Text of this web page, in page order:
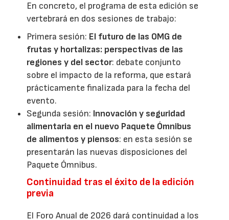
En concreto, el programa de esta edición se
vertebrará en dos sesiones de trabajo:
Primera sesión: El futuro de las OMG de
frutas y hortalizas: perspectivas de las
regiones y del sector: debate conjunto
sobre el impacto de la reforma, que estará
prácticamente finalizada para la fecha del
evento.
Segunda sesión: Innovación y seguridad
alimentaria en el nuevo Paquete Ómnibus
de alimentos y piensos: en esta sesión se
presentarán las nuevas disposiciones del
Paquete Ómnibus.
Continuidad tras el éxito de la edición
previa
El Foro Anual de 2026 dará continuidad a los